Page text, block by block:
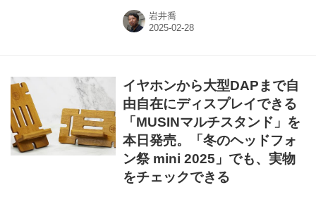
からず、モノとしての存在、確かにそこに込め
られた楽曲を手にしている実感を得るには12cm
CDを取り扱うショップが減りつつあるが、安室
奈美恵のように急にサブスクで楽曲が聴けなく
なるという事態に対し、気に入った作品はCDの
まま手元に残しておくべきと感じた...
岩井喬
イヤホンから大型DAPまで自
由自在にディスプレイできる
「MUSINマルチスタンド」を
本日発売。「冬のヘッドフォ
ン祭 mini 2025」でも、実物
をチェックできる